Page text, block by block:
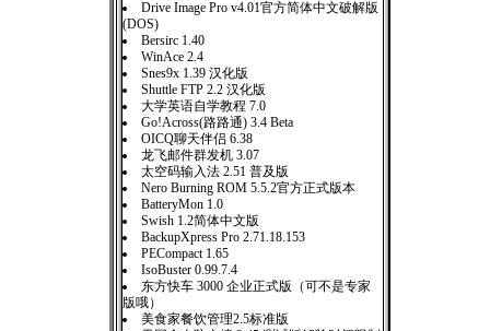
Drive Image Pro v4.01官方简体中文破解版
(DOS)
Bersirc 1.40
WinAce 2.4
Snes9x 1.39 汉化版
Shuttle FTP 2.2 汉化版
大学英语自学教程 7.0
Go!Across(路路通) 3.4 Beta
OICQ聊天伴侣 6.38
龙飞邮件群发机 3.07
太空码输入法 2.51 普及版
Nero Burning ROM 5.5.2官方正式版本
BatteryMon 1.0
Swish 1.2简体中文版
BackupXpress Pro 2.71.18.153
PECompact 1.65
IsoBuster 0.99.7.4
东方快车 3000 企业正式版（可不是专家
版哦）
美食家餐饮管理2.5标准版